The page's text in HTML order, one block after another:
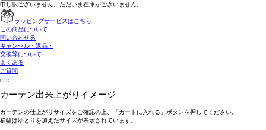
申し訳ございません。ただいま在庫がございません。
ラッピングサービスはこちら
この商品について
問い合わせる
キャンセル・返品・
交換等について
よくある
ご質問
カーテン出来上がりイメージ
カーテンの仕上がりサイズをご確認の上、「カートに入れる」ボタンを押してください。
横幅はゆとりを加えたサイズが表示されています。